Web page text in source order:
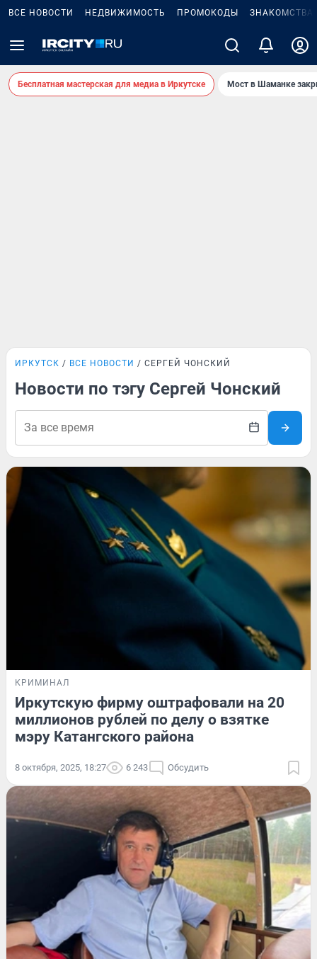
ВСЕ НОВОСТИ НЕДВИЖИМОСТЬ ПРОМОКОДЫ ЗНАКОМСТВА
Бесплатная мастерская для медиа в Иркутске Мост в Шаманке
ИРКУТСК ВСЕ НОВОСТИ СЕРГЕЙ ЧОНСКИЙ
Новости по тэгу Сергей Чонский
КРИМИНАЛ
Иркутскую фирму оштрафовали на 20
миллионов рублей по делу о взятке
мэру Катангского района
8 октября, 2025, 18:27 6 243 Обсудить